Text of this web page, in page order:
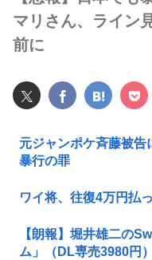
マリさん、ライン
前に
元ジャンポケ斉藤被
暴行の罪
ワイ将、往復4万円払
【朗報】堀井雄二の
ム」（DL専売3980円